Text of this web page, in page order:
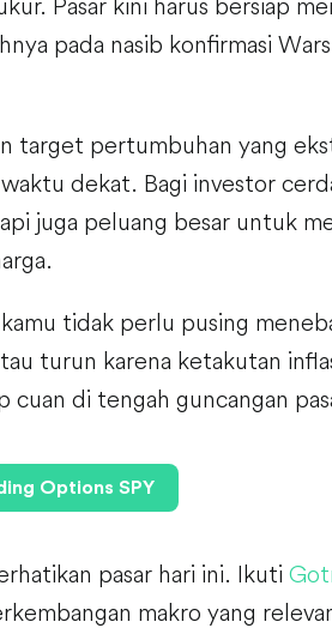
pada nasib konfirmasi
target pertumbuhan yang
dekat. Bagi investor
juga peluang besar untuk
tidak perlu pusing
turun karena ketakutan
di tengah guncangan
Options SPY
pasar hari ini. Ikuti
makro yang